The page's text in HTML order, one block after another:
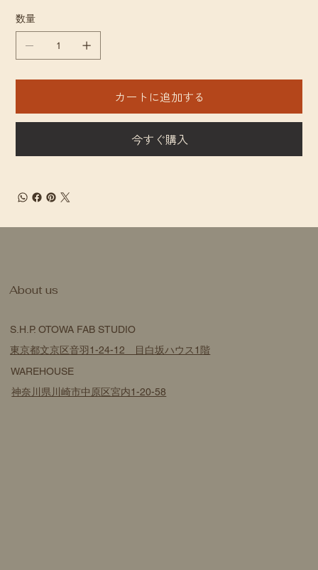
数量
カートに追加する
今すぐ購入
S.H.P. OTOWA FAB STUDIO
東京都文京区音羽1-24-12 目白坂ハウス1階
WAREHOUSE
神奈川県川崎市中原区宮内1-20-58
​About us